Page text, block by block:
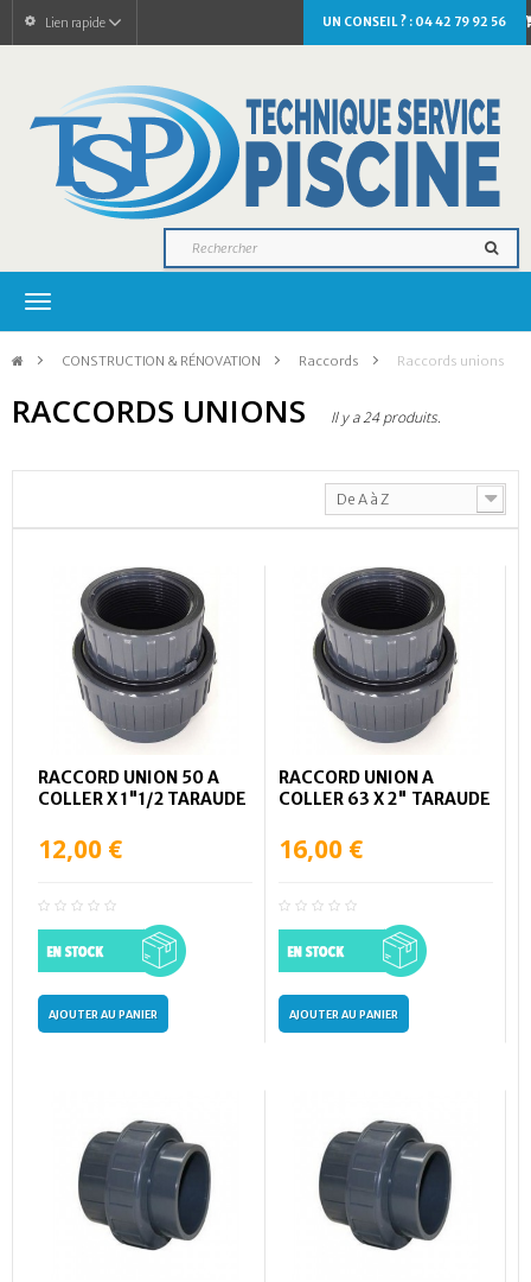
UN CONSEIL ? : 04 42 79 92 56
Lien rapide
Navigation
> CONSTRUCTION & RÉNOVATION > Raccords > Raccords unions
RACCORDS UNIONS Il y a 24 produits.
De A à Z
RACCORD UNION 50 A
COLLER X 1"1/2 TARAUDE
12,00 €
AJOUTER AU PANIER
RACCORD UNION A
COLLER 63 X 2" TARAUDE
16,00 €
AJOUTER AU PANIER